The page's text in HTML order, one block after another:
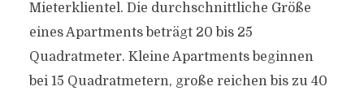
Mieterklientel. Die durchschnittliche Größe
eines Apartments beträgt 20 bis 25
Quadratmeter. Kleine Apartments beginnen
bei 15 Quadratmetern, große reichen bis zu 40